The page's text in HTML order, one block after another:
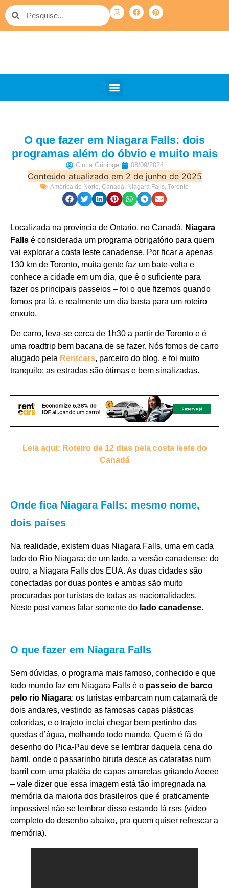
O que fazer em Niagara Falls: dois
programas além do óbvio e muito mais
Cintia Grininger 08/09/2024
Conteúdo atualizado em 2 de junho de 2025
América do Norte, Canadá, Niagara Falls, Toronto
Localizada na província de Ontario, no Canadá, Niagara
Falls é considerada um programa obrigatório para quem
vai explorar a costa leste canadense. Por ficar a apenas
130 km de Toronto, muita gente faz um bate-volta e
conhece a cidade em um dia, que é o suficiente para
fazer os principais passeios – foi o que fizemos quando
fomos pra lá, e realmente um dia basta para um roteiro
enxuto.
De carro, leva-se cerca de 1h30 a partir de Toronto e é
uma roadtrip bem bacana de se fazer. Nós fomos de carro
alugado pela Rentcars, parceiro do blog, e foi muito
tranquilo: as estradas são ótimas e bem sinalizadas.
Leia aqui: Roteiro de 12 dias pela costa leste do
Canadá
Onde fica Niagara Falls: mesmo nome,
dois países
Na realidade, existem duas Niagara Falls, uma em cada
lado do Rio Niagara: de um lado, a versão canadense; do
outro, a Niagara Falls dos EUA. As duas cidades são
conectadas por duas pontes e ambas são muito
procuradas por turistas de todas as nacionalidades.
Neste post vamos falar somente do lado canadense.
O que fazer em Niagara Falls
Sem dúvidas, o programa mais famoso, conhecido e que
todo mundo faz em Niagara Falls é o passeio de barco
pelo rio Niagara: os turistas embarcam num catamarã de
dois andares, vestindo as famosas capas plásticas
coloridas, e o trajeto inclui chegar bem pertinho das
quedas d’água, molhando todo mundo. Quem é fã do
desenho do Pica-Pau deve se lembrar daquela cena do
barril, onde o passarinho biruta desce as cataratas num
barril com uma platéia de capas amarelas gritando Aeeee
– vale dizer que essa imagem está tão impregnada na
memória da maioria dos brasileiros que é praticamente
impossível não se lembrar disso estando lá rsrs (vídeo
completo do desenho abaixo, pra quem quiser refrescar a
memória).